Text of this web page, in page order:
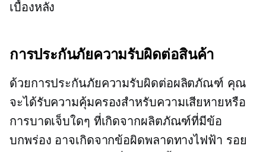
เบื้องหลัง
การประกันภัยความรับผิดต่อสินค้า
ด้วยการประกันภัยความรับผิดต่อผลิตภัณฑ์ คุณ
จะได้รับความคุ้มครองสำหรับความเสียหายหรือ
การบาดเจ็บใดๆ ที่เกิดจากผลิตภัณฑ์ที่มีข้อ
บกพร่อง อาจเกิดจากข้อผิดพลาดทางไฟฟ้า รอย